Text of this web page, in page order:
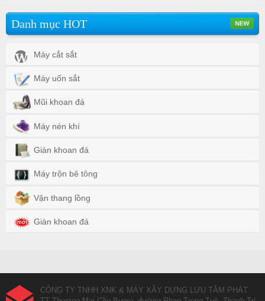
Danh mục HOT
Máy cắt sắt
Máy uốn sắt
Mũi khoan đá
Máy nén khí
Giàn khoan đá
Máy trộn bê tông
Vận thang lồng
Giàn khoan đá
CÔNG TY TNHH XNK & MÁY XÂY DỰNG LƯU TÂM PHÁT